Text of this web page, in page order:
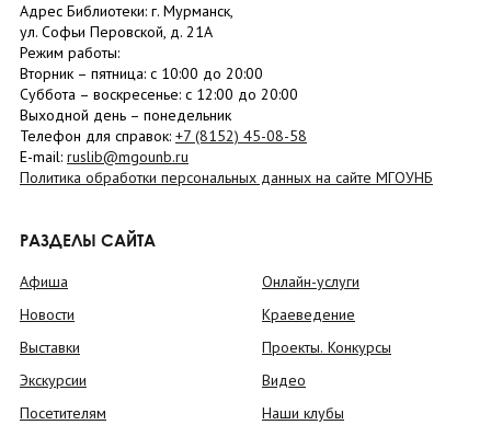
Адрес Библиотеки: г. Мурманск,
ул. Софьи Перовской, д. 21А
Режим работы:
Вторник – пятница: с 10:00 до 20:00
Суббота – воскресенье: c 12:00 до 20:00
Выходной день – понедельник
Телефон для справок: +7 (8152) 45-08-58
E-mail: ruslib@mgounb.ru
Политика обработки персональных данных на сайте МГОУНБ
РАЗДЕЛЫ САЙТА
Афиша
Новости
Выставки
Экскурсии
Посетителям
Онлайн-услуги
Краеведение
Проекты. Конкурсы
Видео
Наши клубы